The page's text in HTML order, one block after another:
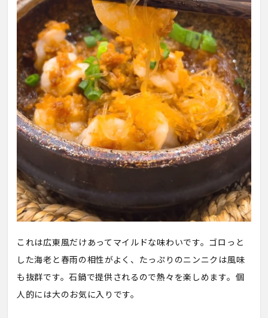
これは広東風だけあってマイルドな味わいです。ゴロっと
した海老と春雨の相性がよく、たっぷりのニンニクは風味
も抜群です。石鍋で提供されるので熱々を楽しめます。個
人的には大のお気に入りです。